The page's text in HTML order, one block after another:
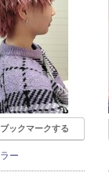
ブックマークする
ー